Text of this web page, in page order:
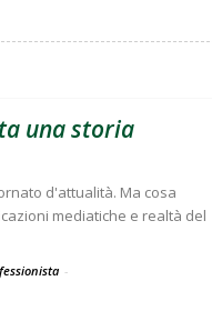
una storia
d'attualità. Ma cosa
mediatiche e realtà del
-